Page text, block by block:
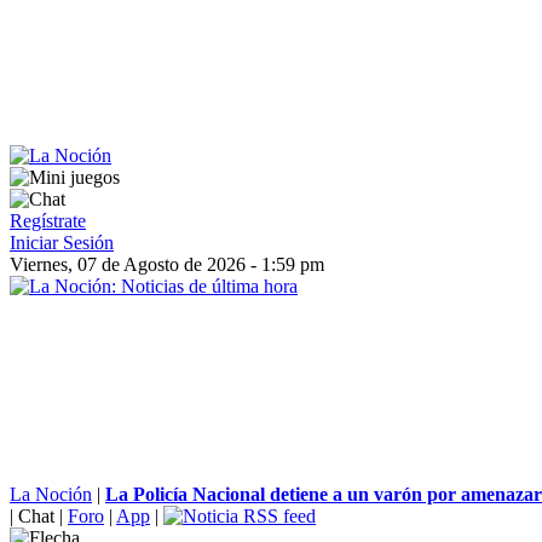
Regístrate
Iniciar Sesión
Viernes, 07 de Agosto de 2026 - 1:59 pm
La Noción | La Policía Nacional detiene a un varón por
| Chat | Foro | App |